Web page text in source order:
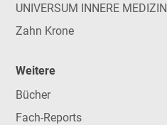
UNIVERSUM INNERE MEDIZIN
Zahn Krone
Weitere
Bücher
Fach-Reports